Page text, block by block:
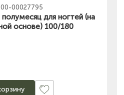
00-00027795
для ногтей (на
основе) 100/180